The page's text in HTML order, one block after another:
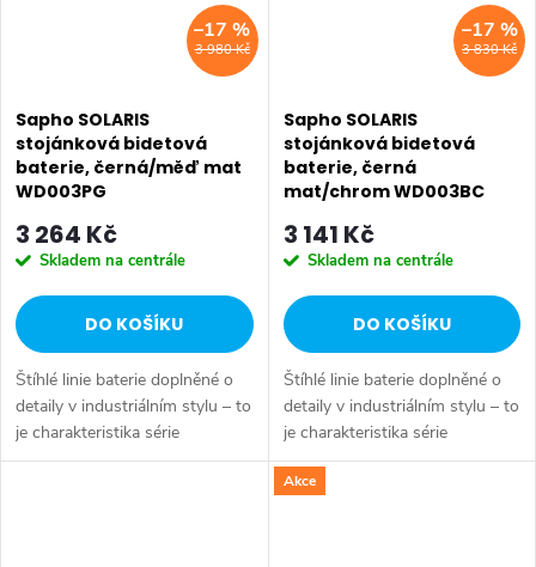
3 980 Kč
–17 %
Sapho SOLARIS
stojánková bidetová
baterie, černá/měď mat
WD003PG
3 264 Kč
Skladem na centrále
DO KOŠÍKU
Štíhlé linie baterie doplněné o
detaily v industriálním stylu – to
je charakteristika série
SOLARIS. Vysoce leštěný
3 830 Kč
–17 %
Sapho SOLARIS
stojánková bidetová
baterie, černá
mat/chrom WD003BC
3 141 Kč
Skladem na centrále
DO KOŠÍKU
Štíhlé linie baterie doplněné o
detaily v industriálním stylu – to
je charakteristika série
SOLARIS. Vysoce leštěný
chromový povrch a
Akce